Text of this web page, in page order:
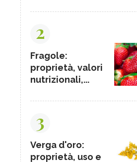
2
Fragole:
proprietà, valori
nutrizionali,...
3
Verga d'oro:
proprietà, uso e